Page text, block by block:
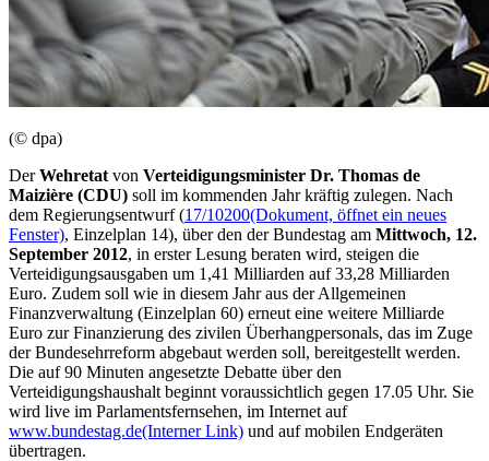
(© dpa)
DerWehretat von Verteidigungsminister Dr. Thomas de
Maizière (CDU) soll im kommenden Jahr kräftig zulegen. Nach
dem Regierungsentwurf (17/10200(Dokument, öffnet ein neues
Fenster), Einzelplan 14), über den der Bundestag am Mittwoch, 12.
September 2012, in erster Lesung beraten wird, steigen die
Verteidigungsausgaben um 1,41 Milliarden auf 33,28 Milliarden
Euro. Zudem soll wie in diesem Jahr aus der Allgemeinen
Finanzverwaltung (Einzelplan 60) erneut eine weitere Milliarde
Euro zur Finanzierung des zivilen Überhangpersonals, das im Zuge
der Bundesehrreform abgebaut werden soll, bereitgestellt werden.
Die auf 90 Minuten angesetzte Debatte über den
Verteidigungshaushalt beginnt voraussichtlich gegen 17.05 Uhr. Sie
wird live im Parlamentsfernsehen, im Internet auf
www.bundestag.de(Interner Link) und auf mobilen Endgeräten
übertragen.